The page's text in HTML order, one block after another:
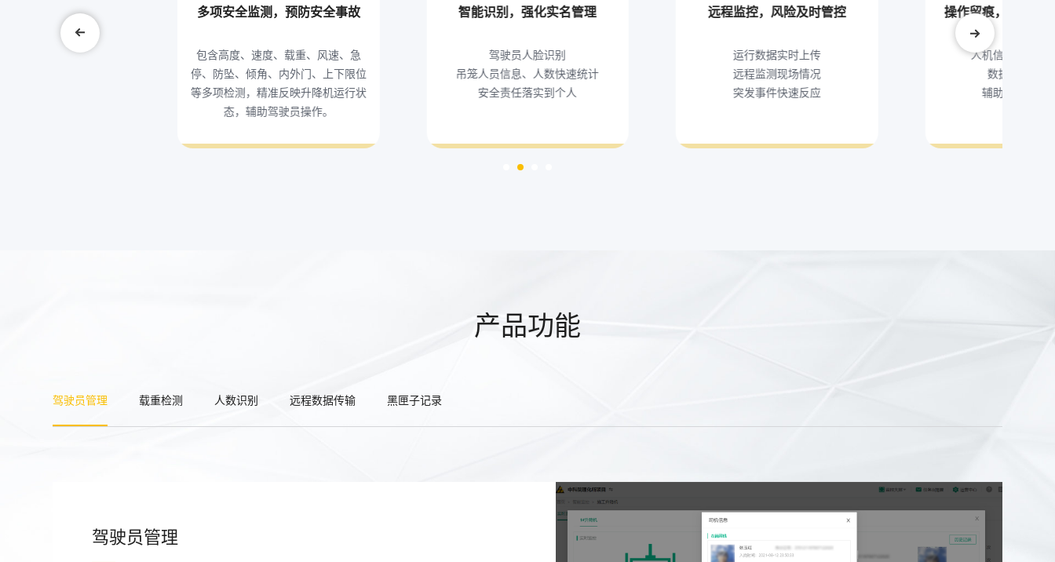
多项安全监测，预防安全事故
包含高度、速度、载重、风速、急
停、防坠、倾角、内外门、上下限位
等多项检测，精准反映升降机运行状
态，辅助驾驶员操作。
智能识别，强化实名管理
驾驶员人脸识别
吊笼人员信息、人数快速统计
安全责任落实到个人
远程监控，风险及时管控
运行数据实时上传
远程监测现场情况
突发事件快速反应
操作留痕，信息上
人机信息云端同
数据互通可
辅助事故处理
产品功能
驾驶员管理 载重检测 人数识别 远程数据传输 黑匣子记录
驾驶员管理